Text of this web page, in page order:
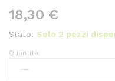
18,30 €
Stato: Solo 2 pezzi
La
Scuola
Quantità: